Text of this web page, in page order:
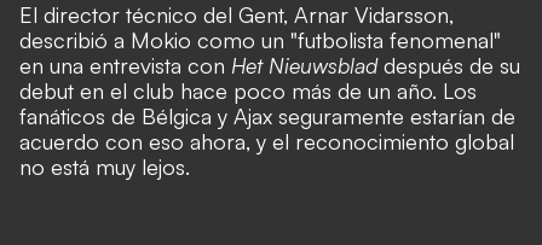
El director técnico del Gent, Arnar Vidarsson,
describió a Mokio como un "futbolista fenomenal"
en una entrevista con Het Nieuwsbladdespués de su
debut en el club hace poco más de un año. Los
fanáticos de Bélgica y Ajax seguramente estarían de
acuerdo con eso ahora, y el reconocimiento global
no está muy lejos.